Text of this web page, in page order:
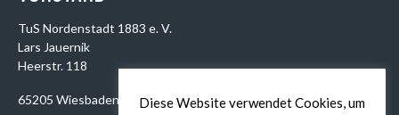
TuS Nordenstadt 1883 e. V.
Lars Jauernik
Heerstr. 118
65205 Wiesbaden Diese Website verwendet Cookies, um